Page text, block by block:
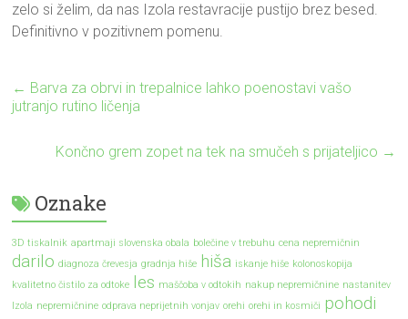
zelo si želim, da nas Izola restavracije pustijo brez besed.
Definitivno v pozitivnem pomenu.
← Barva za obrvi in trepalnice lahko poenostavi vašo
jutranjo rutino ličenja
Končno grem zopet na tek na smučeh s prijateljico →
Oznake
3D tiskalnik apartmaji slovenska obala bolečine v trebuhu cena nepremičnin
darilo diagnoza črevesja gradnja hiše hiša iskanje hiše kolonoskopija
kvalitetno čistilo za odtoke les maščoba v odtokih nakup nepremičnine nastanitev
Izola nepremičnine odprava neprijetnih vonjav orehi orehi in kosmiči pohodi